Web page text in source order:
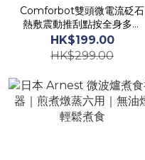
Comforbot雙頭微電流砭石
熱敷震動推刮點按全身多部
位祛濕通絡刮痧板PRO 2.0
HK$199.00
HK$299.00